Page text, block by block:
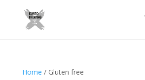
Home / Gluten free